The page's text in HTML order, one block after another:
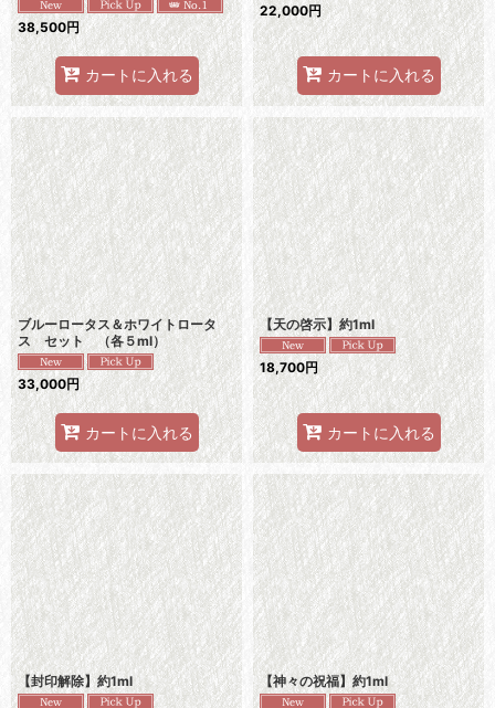
38,500円
カートに入れる
22,000円
カートに入れる
ブルーロータス＆ホワイトロータ
ス セット （各５ml）
33,000円
カートに入れる
【天の啓示】約1ml
18,700円
カートに入れる
【封印解除】約1ml 【神々の祝福】約1ml